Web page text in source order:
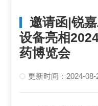
邀请函|锐
设备亮相
药博览会
更新时间：2024-08-